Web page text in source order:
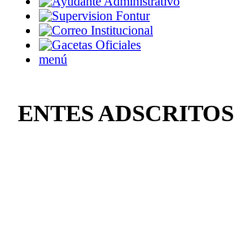
menú
ENTES ADSCRITOS